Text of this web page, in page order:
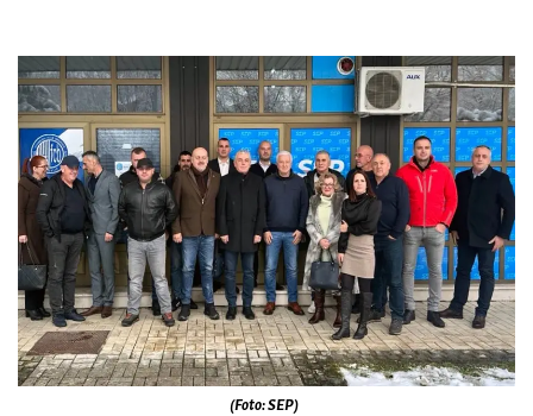
(Foto: SEP)